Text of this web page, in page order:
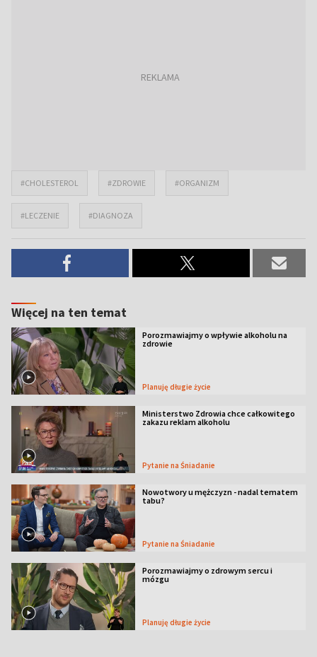
#CHOLESTEROL #ZDROWIE #ORGANIZM
#LECZENIE #DIAGNOZA
Więcej na ten temat
Porozmawiajmy o wpływie alkoholu na
zdrowie
Planuję długie życie
Ministerstwo Zdrowia chce całkowitego
zakazu reklam alkoholu
Pytanie na Śniadanie
Nowotwory u mężczyzn - nadal tematem
tabu?
Pytanie na Śniadanie
Porozmawiajmy o zdrowym sercu i
mózgu
Planuję długie życie